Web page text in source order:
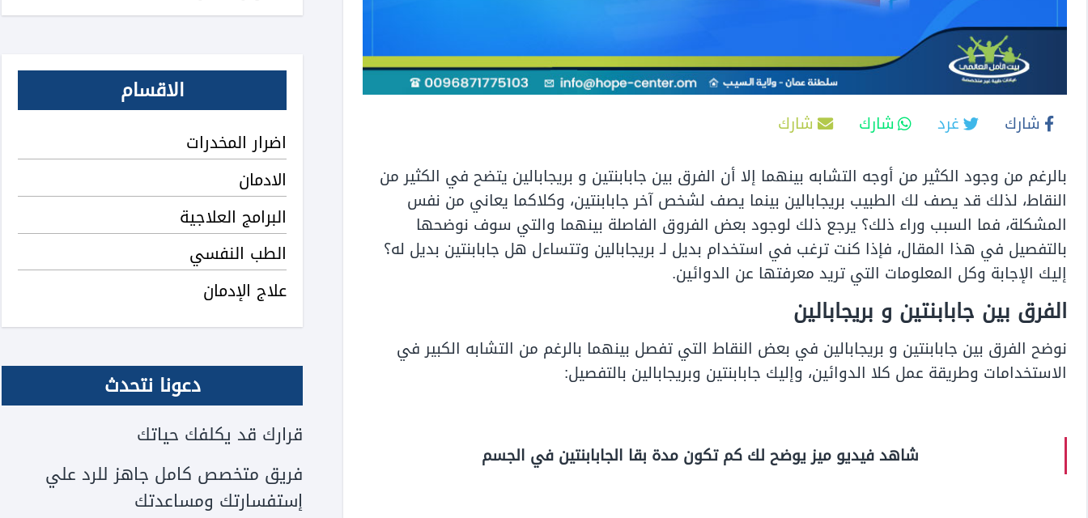
شارك غرد شارك
شارك
بالرغم من وجود الكثير من أوجه التشابه بينهما إلا أن الفرق بين جابابنتين و بريجابالين يتضح في الكثير من
النقاط، لذلك قد يصف لك الطبيب بريجابالين بينما يصف لشخص آخر جابابنتين، وكلاكما يعاني من نفس
المشكلة، فما السبب وراء ذلك؟ يرجع ذلك لوجود بعض الفروق الفاصلة بينهما والتي سوف نوضحها
بالتفصيل في هذا المقال، فإذا كنت ترغب في استخدام بديل لـ بريجابالين وتتساءل هل جابابنتين بديل له؟
إليك الإجابة وكل المعلومات التي تريد معرفتها عن الدوائين.
الفرق بين جابابنتين و بريجابالين
نوضح الفرق بين جابابنتين و بريجابالين في بعض النقاط التي تفصل بينهما بالرغم من التشابه الكبير في
الاستخدامات وطريقة عمل كلا الدوائين، وإليك جابابنتين وبريجابالين بالتفصيل:
شاهد فيديو ميز يوضح لك كم تكون مدة بقا الجابابنتين في الجسم
الاقسام
اضرار المخدرات
الادمان
البرامج العلاجية
الطب النفسي
علاج الإدمان
دعونا نتحدث
قرارك قد يكلفك حياتك
فريق متخصص كامل جاهز للرد علي
إستفسارتك ومساعدتك